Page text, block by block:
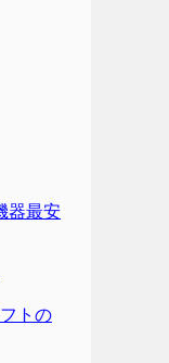
器最安
トの